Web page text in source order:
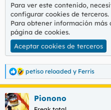
Para ver este contenido,
configurar cookies de terceros.
Para obtener información más
página de cookies.
Aceptar cookies de terceros
R
e
a
c
c
petiso reloaded y Ferris
Pionono